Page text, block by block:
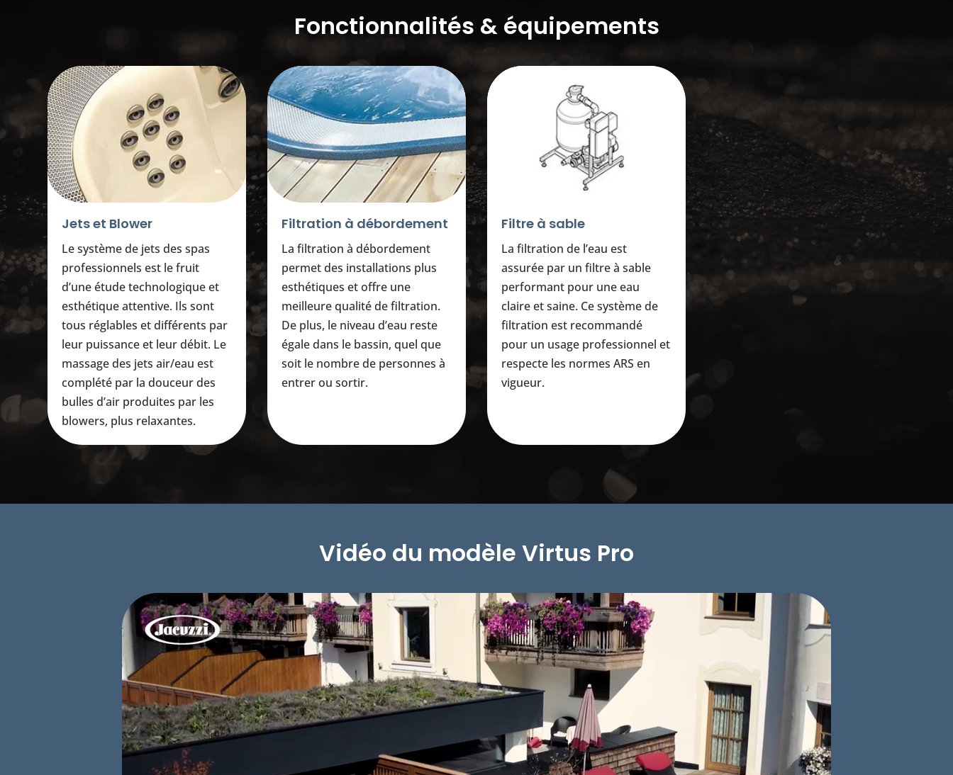
Fonctionnalités & équipements
Jets et Blower
Le système de jets des spas
professionnels est le fruit
d’une étude technologique et
esthétique attentive. Ils sont
tous réglables et différents par
leur puissance et leur débit. Le
massage des jets air/eau est
complété par la douceur des
bulles d’air produites par les
blowers, plus relaxantes.
Filtration à débordement
La filtration à débordement
permet des installations plus
esthétiques et offre une
meilleure qualité de filtration.
De plus, le niveau d’eau reste
égale dans le bassin, quel que
soit le nombre de personnes à
entrer ou sortir.
Filtre à sable
La filtration de l’eau est
assurée par un filtre à sable
performant pour une eau
claire et saine. Ce système de
filtration est recommandé
pour un usage professionnel et
respecte les normes ARS en
vigueur.
Vidéo du modèle Virtus Pro